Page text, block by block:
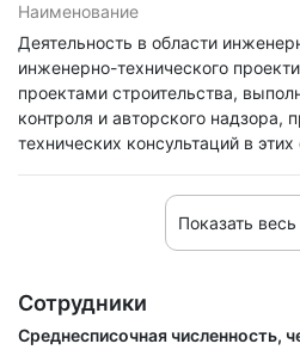
Наименование
Деятельность в области
инженерно-технического
проектами строительства,
контроля и авторского надзора,
технических консультаций в этих
Показать
Сотрудники
Среднесписочная численность,